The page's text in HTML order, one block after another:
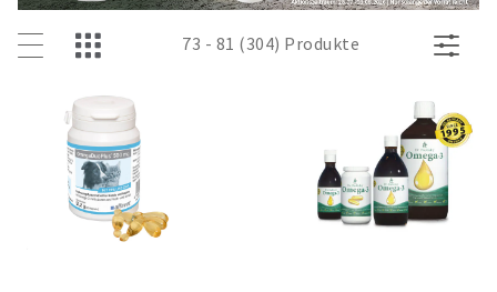
73 - 81 (304) Produkte